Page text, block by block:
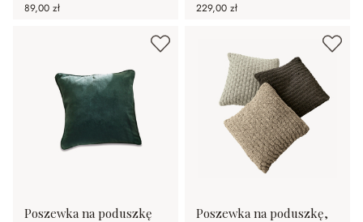
89,00 zł 229,00 zł
Poszewka na poduszkę
Poszewka na poduszkę,